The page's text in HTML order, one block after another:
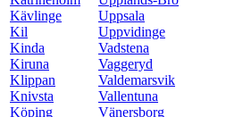
Kävlinge
Kil
Kinda
Kiruna
Klippan
Knivsta
Köping
Uppsala
Uppvidinge
Vadstena
Vaggeryd
Valdemarsvik
Vallentuna
Vänersborg